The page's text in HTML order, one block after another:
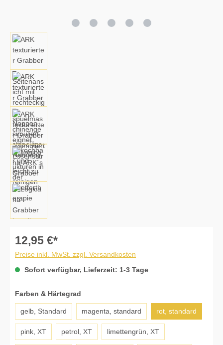
12,95 €*
Preise inkl. MwSt. zzgl. Versandkosten
Sofort verfügbar, Lieferzeit: 1-3 Tage
Farben & Härtegrad
gelb, Standard magenta, standard rot, standard
pink, XT petrol, XT limettengrün, XT